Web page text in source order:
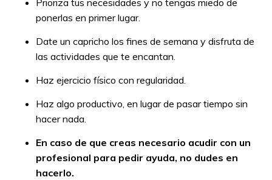
Prioriza tus necesidades y no tengas miedo de
ponerlas en primer lugar.
Date un capricho los fines de semana y disfruta de
las actividades que te encantan.
Haz ejercicio físico con regularidad.
Haz algo productivo, en lugar de pasar tiempo sin
hacer nada.
En caso de que creas necesario acudir con un
profesional para pedir ayuda, no dudes en
hacerlo.